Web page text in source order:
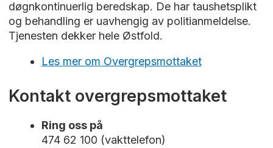
du venter, må du henvende deg til sykepleier.
Legevakta er der for deg hele døgnet når
akutte behov oppstår. Vi oppfordrer likevel til
at legevakta brukes riktig.
Har du spørsmål om betaling eller faktura?
Kontakt vår samarbeidspartner Convene på
21 62 73 20.
Convene
For andre spørsmål vedrørende faktura fra
Send e-post til
døgnkontinuerlig beredskap. De har taushetsplikt
og behandling er uavhengig av politianmeldelse.
Tjenesten dekker hele Østfold.
Les mer om Overgrepsmottaket
Kontakt overgrepsmottaket
Ring oss på
474 62 100 (vakttelefon)